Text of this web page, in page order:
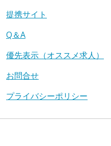
提携サイト
Q＆A
優先表示（オススメ求人）
お問合せ
プライバシーポリシー